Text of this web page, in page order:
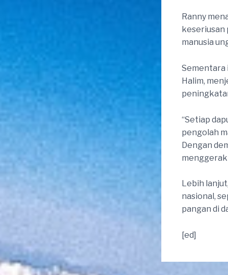
Ranny
keseriusan
manusia
Sementara
Halim,
“Setiap
pengolah
Dengan
Lebih
nasional,
pangan di
[ed]